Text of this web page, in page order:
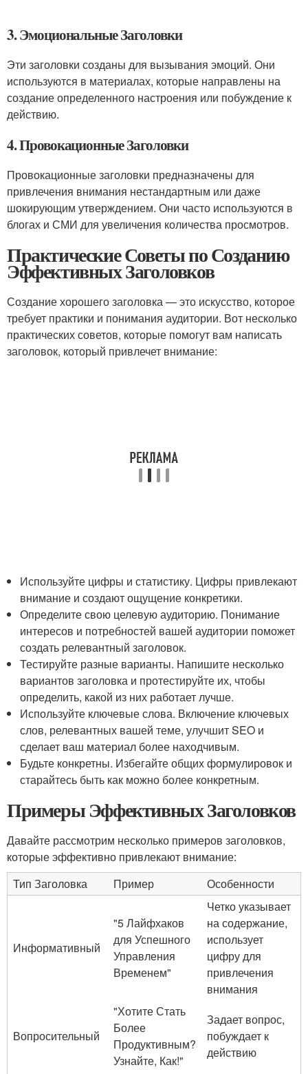
3. Эмоциональные Заголовки
Эти заголовки созданы для вызывания эмоций. Они
используются в материалах, которые направлены на
создание определенного настроения или побуждение к
действию.
4. Провокационные Заголовки
Провокационные заголовки предназначены для
привлечения внимания нестандартным или даже
шокирующим утверждением. Они часто используются в
блогах и СМИ для увеличения количества просмотров.
Практические Советы по Созданию
Эффективных Заголовков
Создание хорошего заголовка — это искусство, которое
требует практики и понимания аудитории. Вот несколько
практических советов, которые помогут вам написать
заголовок, который привлечет внимание:
Используйте цифры и статистику. Цифры привлекают
внимание и создают ощущение конкретики.
Определите свою целевую аудиторию. Понимание
интересов и потребностей вашей аудитории поможет
создать релевантный заголовок.
Тестируйте разные варианты. Напишите несколько
вариантов заголовка и протестируйте их, чтобы
определить, какой из них работает лучше.
Используйте ключевые слова. Включение ключевых
слов, релевантных вашей теме, улучшит SEO и
сделает ваш материал более находчивым.
Будьте конкретны. Избегайте общих формулировок и
старайтесь быть как можно более конкретным.
Примеры Эффективных Заголовков
Давайте рассмотрим несколько примеров заголовков,
которые эффективно привлекают внимание:
Тип Заголовка
Пример Особенности
Информативный
"5 Лайфхаков
для Успешного
Управления
Временем"
Четко указывает
на содержание,
использует
цифру для
привлечения
внимания
Вопросительный
"Хотите Стать
Более
Продуктивным?
Узнайте, Как!"
Задает вопрос,
побуждает к
действию